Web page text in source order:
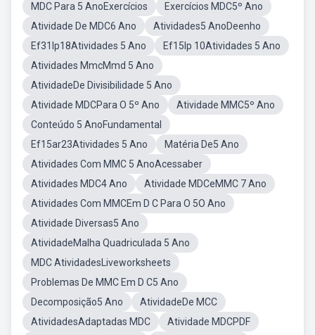
MDC Para 5 AnoExercícios
Exercícios MDC5º Ano
Atividade De MDC6 Ano
Atividades5 AnoDeenho
Ef31lp18Atividades 5 Ano
Ef15lp 10Atividades 5 Ano
Atividades MmcMmd 5 Ano
AtividadeDe Divisibilidade 5 Ano
Atividade MDCPara O 5º Ano
Atividade MMC5º Ano
Conteúdo 5 AnoFundamental
Ef15ar23Atividades 5 Ano
Matéria De5 Ano
Atividades Com MMC 5 AnoAcessaber
Atividades MDC4 Ano
Atividade MDCeMMC 7 Ano
Atividades Com MMCEm D C Para O 5O Ano
Atividade Diversas5 Ano
AtividadeMalha Quadriculada 5 Ano
MDC AtividadesLiveworksheets
Problemas De MMC Em D C5 Ano
Decomposição5 Ano
AtividadeDe MCC
AtividadesAdaptadas MDC
Atividade MDCPDF